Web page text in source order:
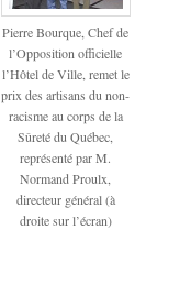
Pierre Bourque, Chef de
l’Opposition officielle
l’Hôtel de Ville, remet le
prix des artisans du non-
racisme au corps de la
Sûreté du Québec,
représenté par M.
Normand Proulx,
directeur général (à
droite sur l’écran)